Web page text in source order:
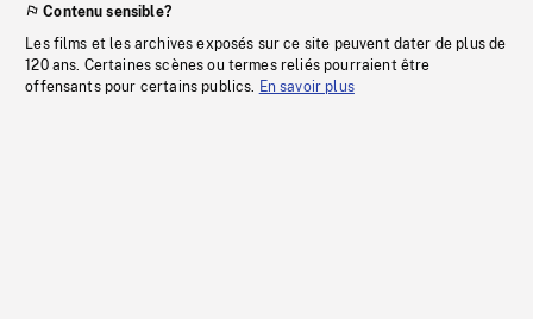
Contenu sensible?
Les films et les archives exposés sur ce site peuvent dater de plus de
120 ans. Certaines scènes ou termes reliés pourraient être
offensants pour certains publics. En savoir plus